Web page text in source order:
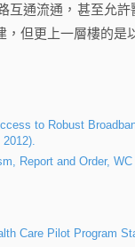
通流通，甚至允
但更上一層樓的是
to Robust
Report and Order,
Care Pilot Program